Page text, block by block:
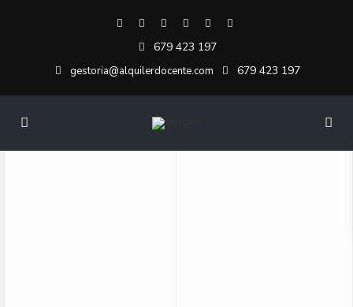
679 423 197
gestoria@alquilerdocente.com 679 423 197